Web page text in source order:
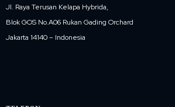
Jl. Raya Terusan Kelapa Hybrida,
Blok GOS No.A06 Rukan Gading Orchard
Jakarta 14140 – Indonesia